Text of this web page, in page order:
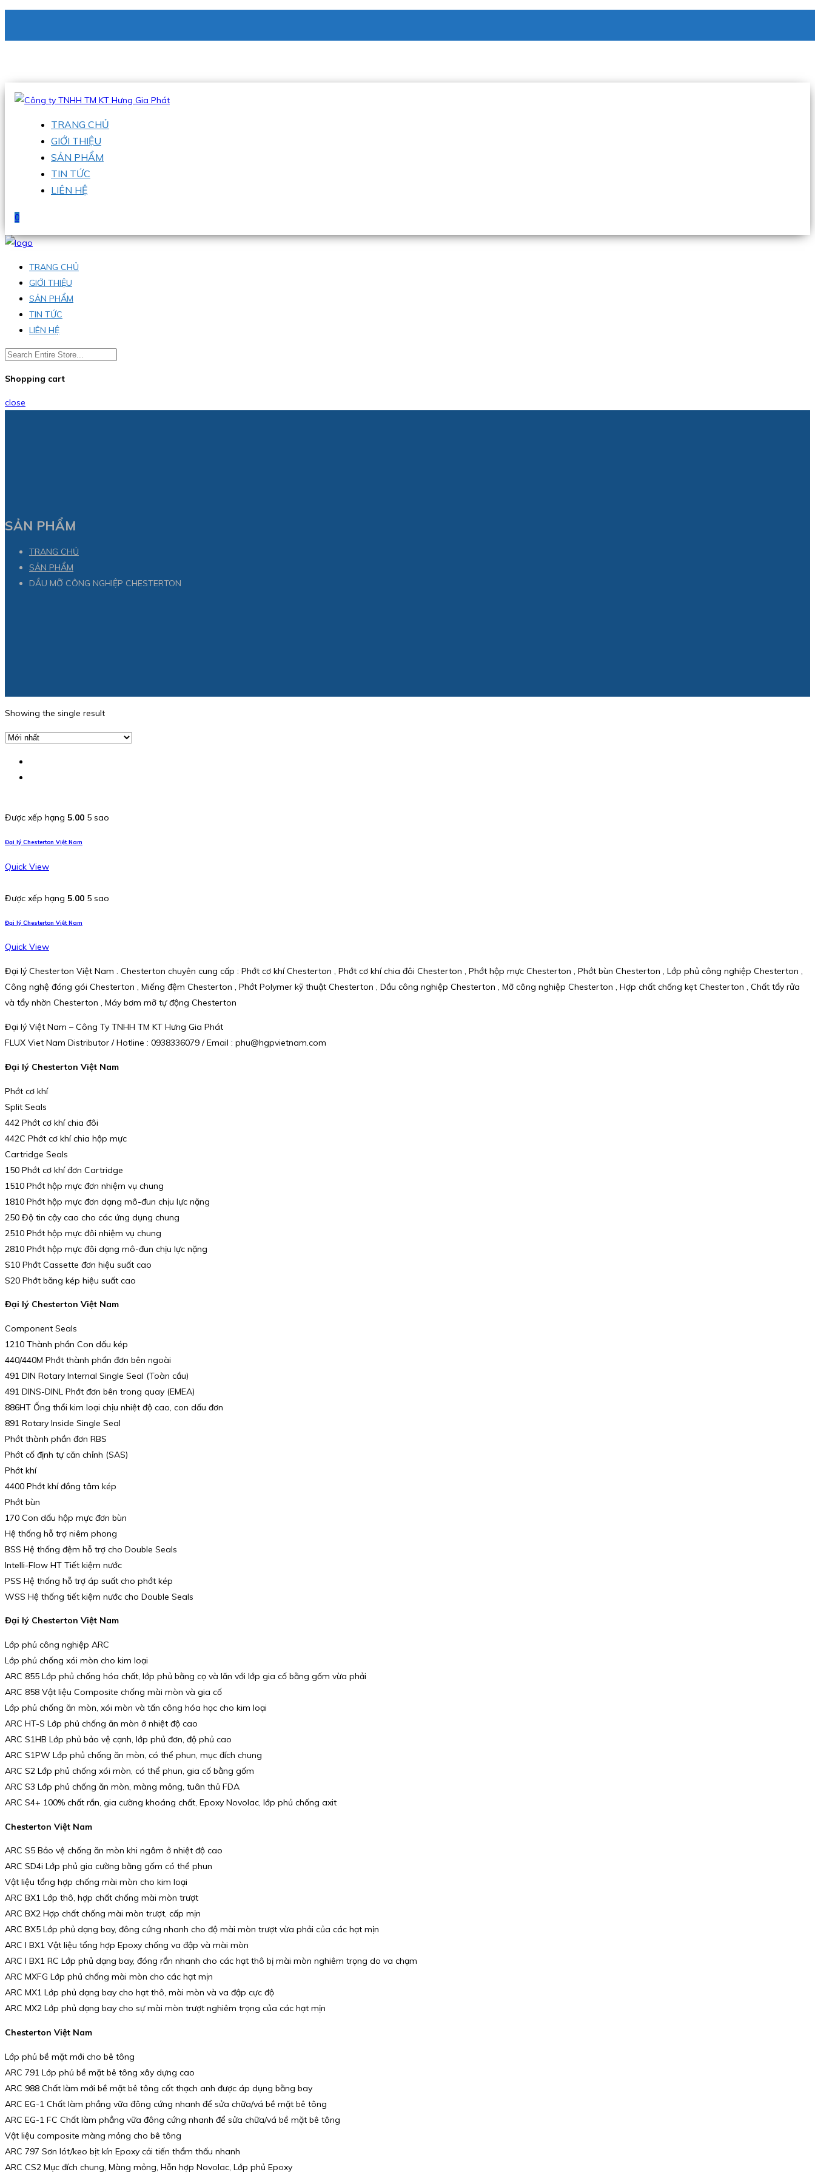
Hotline:0938 336 079
TRANG CHỦ
GIỚI THIỆU
SẢN PHẨM
TIN TỨC
LIÊN HỆ
0
TRANG CHỦ
GIỚI THIỆU
SẢN PHẨM
TIN TỨC
LIÊN HỆ
Shopping cart
close
SẢN PHẨM
TRANG CHỦ
SẢN PHẨM
DẦU MỠ CÔNG NGHIỆP CHESTERTON
Showing the single result
Được xếp hạng 5.00 5 sao
Đại lý Chesterton Việt Nam
Quick View
Được xếp hạng 5.00 5 sao
Đại lý Chesterton Việt Nam
Quick View
Đại lý Chesterton Việt Nam . Chesterton chuyên cung cấp : Phớt cơ khí Chesterton , Phớt cơ khí chia đôi Chesterton , Phớt hộp mực Chesterton , Phớt bùn Chesterton , Lớp phủ công nghiệp Chesterton ,
Công nghệ đóng gói Chesterton , Miếng đệm Chesterton , Phớt Polymer kỹ thuật Chesterton , Dầu công nghiệp Chesterton , Mỡ công nghiệp Chesterton , Hợp chất chống kẹt Chesterton , Chất tẩy rửa
và tẩy nhờn Chesterton , Máy bơm mỡ tự động Chesterton
Đại lý Việt Nam – Công Ty TNHH TM KT Hưng Gia Phát
FLUX Viet Nam Distributor / Hotline : 0938336079 / Email : phu@hgpvietnam.com
Đại lý Chesterton Việt Nam
Phớt cơ khí
Split Seals
442 Phớt cơ khí chia đôi
442C Phớt cơ khí chia hộp mực
Cartridge Seals
150 Phớt cơ khí đơn Cartridge
1510 Phớt hộp mực đơn nhiệm vụ chung
1810 Phớt hộp mực đơn dạng mô-đun chịu lực nặng
250 Độ tin cậy cao cho các ứng dụng chung
2510 Phớt hộp mực đôi nhiệm vụ chung
2810 Phớt hộp mực đôi dạng mô-đun chịu lực nặng
S10 Phớt Cassette đơn hiệu suất cao
S20 Phớt băng kép hiệu suất cao
Đại lý Chesterton Việt Nam
Component Seals
1210 Thành phần Con dấu kép
440/440M Phớt thành phần đơn bên ngoài
491 DIN Rotary Internal Single Seal (Toàn cầu)
491 DINS-DINL Phớt đơn bên trong quay (EMEA)
886HT Ống thổi kim loại chịu nhiệt độ cao, con dấu đơn
891 Rotary Inside Single Seal
Phớt thành phần đơn RBS
Phớt cố định tự căn chỉnh (SAS)
Phớt khí
4400 Phớt khí đồng tâm kép
Phớt bùn
170 Con dấu hộp mực đơn bùn
Hệ thống hỗ trợ niêm phong
BSS Hệ thống đệm hỗ trợ cho Double Seals
Intelli-Flow HT Tiết kiệm nước
PSS Hệ thống hỗ trợ áp suất cho phớt kép
WSS Hệ thống tiết kiệm nước cho Double Seals
Đại lý Chesterton Việt Nam
Lớp phủ công nghiệp ARC
Lớp phủ chống xói mòn cho kim loại
ARC 855 Lớp phủ chống hóa chất, lớp phủ bằng cọ và lăn với lớp gia cố bằng gốm vừa phải
ARC 858 Vật liệu Composite chống mài mòn và gia cố
Lớp phủ chống ăn mòn, xói mòn và tấn công hóa học cho kim loại
ARC HT-S Lớp phủ chống ăn mòn ở nhiệt độ cao
ARC S1HB Lớp phủ bảo vệ cạnh, lớp phủ đơn, độ phủ cao
ARC S1PW Lớp phủ chống ăn mòn, có thể phun, mục đích chung
ARC S2 Lớp phủ chống xói mòn, có thể phun, gia cố bằng gốm
ARC S3 Lớp phủ chống ăn mòn, màng mỏng, tuân thủ FDA
ARC S4+ 100% chất rắn, gia cường khoáng chất, Epoxy Novolac, lớp phủ chống axit
Chesterton Việt Nam
ARC S5 Bảo vệ chống ăn mòn khi ngâm ở nhiệt độ cao
ARC SD4i Lớp phủ gia cường bằng gốm có thể phun
Vật liệu tổng hợp chống mài mòn cho kim loại
ARC BX1 Lớp thô, hợp chất chống mài mòn trượt
ARC BX2 Hợp chất chống mài mòn trượt, cấp mịn
ARC BX5 Lớp phủ dạng bay, đông cứng nhanh cho độ mài mòn trượt vừa phải của các hạt mịn
ARC I BX1 Vật liệu tổng hợp Epoxy chống va đập và mài mòn
ARC I BX1 RC Lớp phủ dạng bay, đóng rắn nhanh cho các hạt thô bị mài mòn nghiêm trọng do va chạm
ARC MXFG Lớp phủ chống mài mòn cho các hạt mịn
ARC MX1 Lớp phủ dạng bay cho hạt thô, mài mòn và va đập cực độ
ARC MX2 Lớp phủ dạng bay cho sự mài mòn trượt nghiêm trọng của các hạt mịn
Chesterton Việt Nam
Lớp phủ bề mặt mới cho bê tông
ARC 791 Lớp phủ bề mặt bê tông xây dựng cao
ARC 988 Chất làm mới bề mặt bê tông cốt thạch anh được áp dụng bằng bay
ARC EG-1 Chất làm phẳng vữa đông cứng nhanh để sửa chữa/vá bề mặt bê tông
ARC EG-1 FC Chất làm phẳng vữa đông cứng nhanh để sửa chữa/vá bề mặt bê tông
Vật liệu composite màng mỏng cho bê tông
ARC 797 Sơn lót/keo bịt kín Epoxy cải tiến thẩm thấu nhanh
ARC CS2 Mục đích chung, Màng mỏng, Hỗn hợp Novolac, Lớp phủ Epoxy